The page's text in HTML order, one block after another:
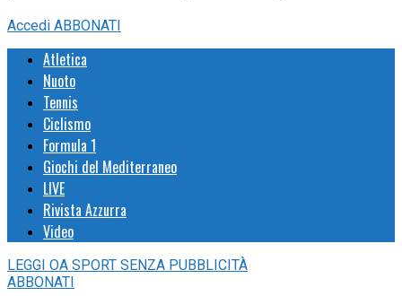
Accedi ABBONATI
Atletica
Nuoto
Tennis
Ciclismo
Formula 1
Giochi del Mediterraneo
LIVE
Rivista Azzurra
Video
LEGGI OA SPORT SENZA PUBBLICITÀ
ABBONATI